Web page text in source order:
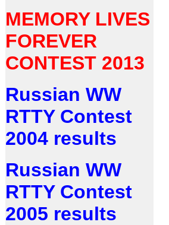
MEMORY LIVES
FOREVER
CONTEST 2013
Russian WW
RTTY Contest
2004 results
Russian WW
RTTY Contest
2005 results